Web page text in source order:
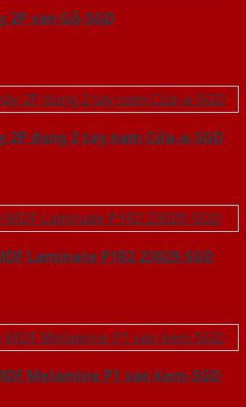
2P van Gỗ-SGD
2P dung 2 tay nam Cửa-a-SGD
Laminate P1R2 23029-SGD
Melamine P1 van kem-SGD